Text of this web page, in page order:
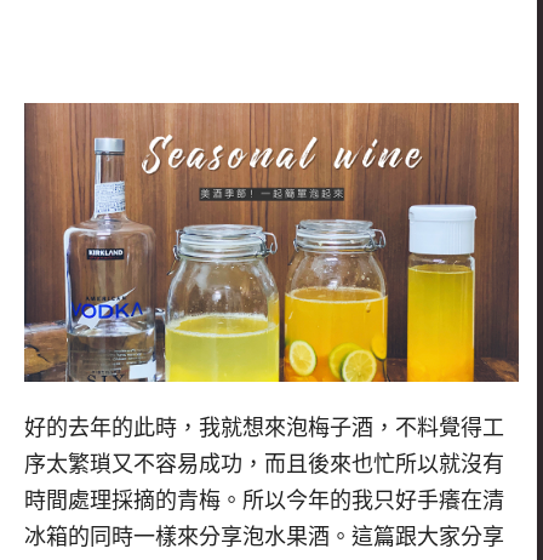
好的去年的此時，我就想來泡梅子酒， 不料覺得工
序太繁瑣又不容易成功， 而且後來也忙所以就沒有
時間處理採摘的青梅。 所以今年的我只好手癢在清
冰箱的同時一樣來分享泡水果酒。這篇跟大家分享